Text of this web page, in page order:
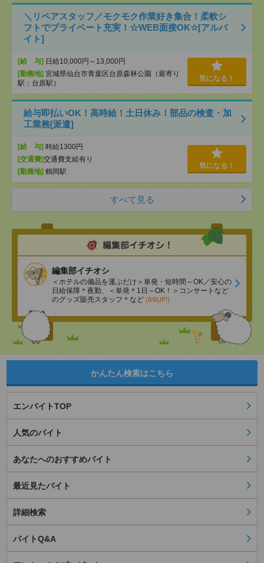
＼リペアスタッフ／モクモク作業好き集合！柔軟シ
フトでプライベート充実！☆WEB面接OK☆[アルバ
イト]
[給 与] 日給10,000円～13,000円
[勤務地] 宮城県仙台市青葉区台原森林公園（最寄り
駅：台原駅）
気になる！
給与即払いOK！高時給！土日休み！部品の検査・加
工業務[派遣]
[給 与] 時給1300円
[交通費]交通費支給有り
[勤務地] 鶴岡駅
気になる！
すべて見る
編集部イチオシ
＜ホテルの備品を運ぶだけ＞単発・短時間～OK／安心の
日給保障＊夜勤、＜単発＊1日～OK！＞コンサートなど
のグッズ販売スタッフ＊など (8/6UP!)
かんたん検索はこちら
エンバイトTOP
人気のバイト
あなたへのおすすめバイト
最近見たバイト
詳細検索
バイトQ&A